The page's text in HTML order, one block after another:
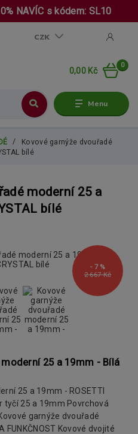
NAVÍC s kódem: SL10
Menu
CZK
0
0,00 Kč
Kovové garnýže dvouřadé
bílé
moderní 25 a
bílé
2 667 Kč
- 7 %
25 a 19mm - Bílá
25 a 19mm - ROSETTI
tyčí 25 a 19mm Povrchová
garnýže dvouřadé
FUNKČNOST Kovové dvojité